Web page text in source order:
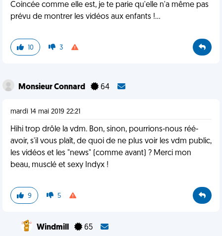
Coincée comme elle est, je te parie qu'elle n'a même pas
prévu de montrer les vidéos aux enfants !...
10 3
Monsieur Connard 64
mardi 14 mai 2019 22:21
Hihi trop drôle la vdm. Bon, sinon, pourrions-nous réé-
avoir, s'il vous plaît, de quoi de ne plus voir les vdm public,
les vidéos et les "news" (comme avant) ? Merci mon
beau, musclé et sexy Indyx !
9 5
Windmill 65